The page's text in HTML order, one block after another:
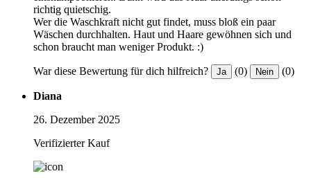
richtig quietschig.
Wer die Waschkraft nicht gut findet, muss bloß ein paar
Wäschen durchhalten. Haut und Haare gewöhnen sich und
schon braucht man weniger Produkt. :)
War diese Bewertung für dich hilfreich? Ja (0) Nein (0)
Diana
26. Dezember 2025
Verifizierter Kauf